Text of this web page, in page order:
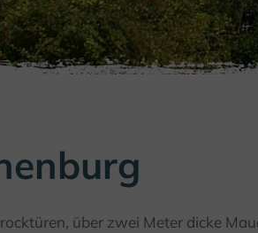
über zwei Meter dicke